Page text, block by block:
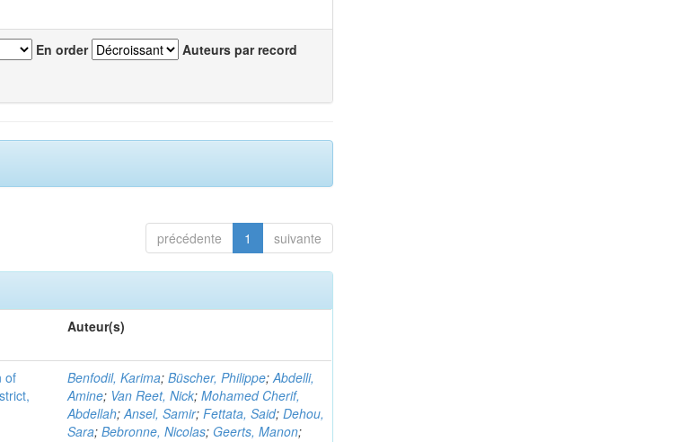
En order Auteurs par record
précédente 1 suivante
Auteur(s)
of
Benfodil, Karima;Büscher, Philippe;Abdelli,
Amine; Van Reet, Nick;Mohamed Cherif,
Abdellah;Ansel, Samir;Fettata, Said;Dehou,
Sara;Bebronne, Nicolas; Geerts, Manon;